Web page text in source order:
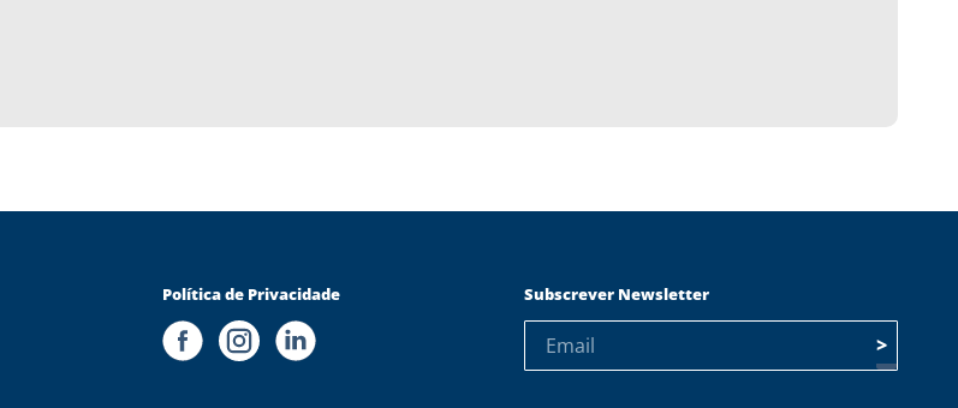
Política de Privacidade Subscrever Newsletter
>